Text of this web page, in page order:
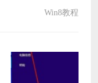
Win8教程